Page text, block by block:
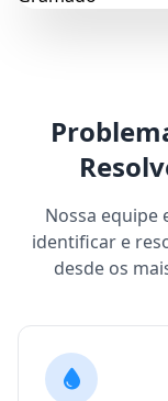
Nossa equipe
identificar e
desde os